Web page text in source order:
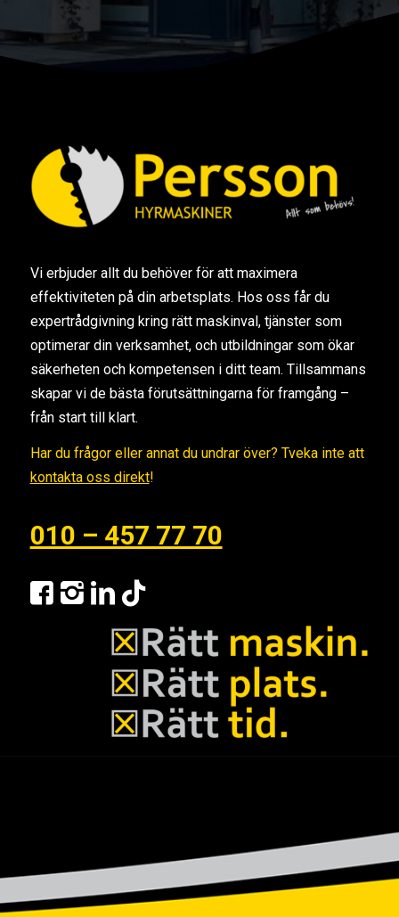
Vi erbjuder allt du behöver för att maximera
effektiviteten på din arbetsplats. Hos oss får du
expertrådgivning kring rätt maskinval, tjänster som
optimerar din verksamhet, och utbildningar som ökar
säkerheten och kompetensen i ditt team. Tillsammans
skapar vi de bästa förutsättningarna för framgång –
från start till klart.
Har du frågor eller annat du undrar över? Tveka inte att
kontakta oss direkt!
010 – 457 77 70